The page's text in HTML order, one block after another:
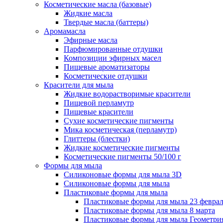
Косметические масла (базовые)
Жидкие масла
Твердые масла (баттеры)
Аромамасла
Эфирные масла
Парфюмированные отдушки
Композиции эфирных масел
Пищевые ароматизаторы
Косметические отдушки
Красители для мыла
Жидкие водорастворимые красители
Пищевой перламутр
Пищевые красители
Сухие косметические пигменты
Мика косметическая (перламутр)
Глиттеры (блестки)
Жидкие косметические пигменты
Косметические пигменты 50/100 г
Формы для мыла
Силиконовые формы для мыла 3D
Силиконовые формы для мыла
Пластиковые формы для мыла
Пластиковые формы для мыла 23
Пластиковые формы для мыла 8 марта
Пластиковые формы для мыла